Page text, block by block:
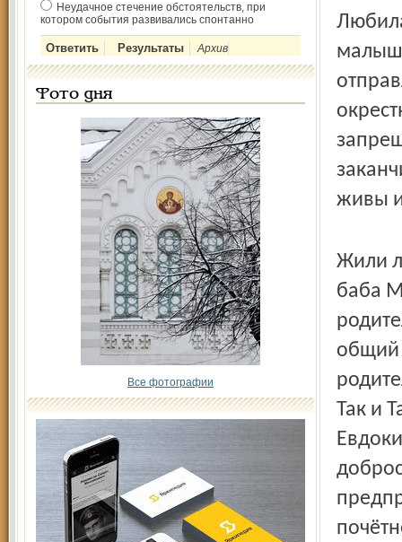
Неудачное стечение обстоятельств, при
котором события развивались спонтанно
Архив
Фото дня
Все фотографии
живы
Жили
баба
общий
Так и